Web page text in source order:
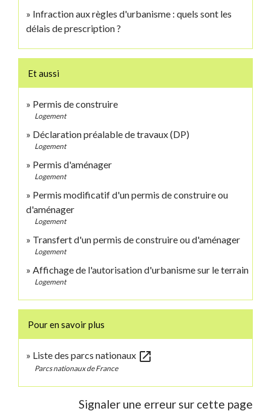
Infraction aux règles d'urbanisme : quels sont les
délais de prescription ?
Et aussi
Permis de construire
Logement
Déclaration préalable de travaux (DP)
Logement
Permis d'aménager
Logement
Permis modificatif d'un permis de construire ou
d'aménager
Logement
Transfert d'un permis de construire ou d'aménager
Logement
Affichage de l'autorisation d'urbanisme sur le terrain
Logement
Pour en savoir plus
Liste des parcs nationaux open_in_new
Parcs nationaux de France
Signaler une erreur sur cette page